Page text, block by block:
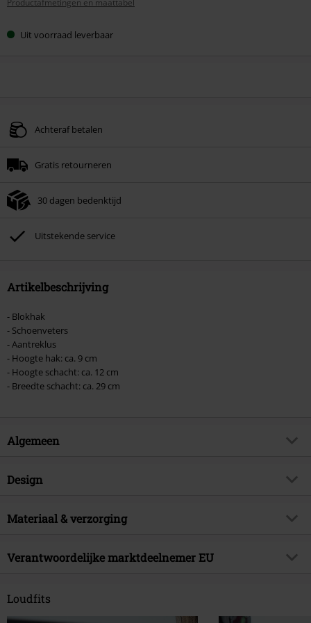
maat
Productafmetingen en maattabel
Uit voorraad leverbaar
Achteraf betalen
Gratis retourneren
30 dagen bedenktijd
Uitstekende service
Artikelbeschrijving
- Blokhak
- Schoenveters
- Aantreklus
- Hoogte hak: ca. 9 cm
- Hoogte schacht: ca. 12 cm
- Breedte schacht: ca. 29 cm
Algemeen
Artikelnr.
Brand
Releasedatum
15-03-2024
Design
Producttype
Patroon
effen
Hakhoogte
Materiaal & verzorging
Buitenmateriaal
Schoenvoering
Zool
Ander Materiaal
Verantwoordelijke marktdeelnemer EU
5. Etage
Loudfits